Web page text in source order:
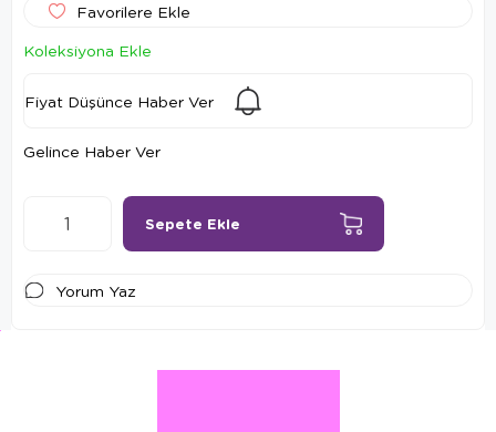
Favorilere Ekle
Koleksiyona Ekle
Fiyat Düşünce Haber Ver
Gelince Haber Ver
Yorum Yaz